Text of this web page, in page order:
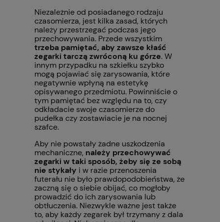
Niezależnie od posiadanego rodzaju
czasomierza, jest kilka zasad, których
należy przestrzegać podczas jego
przechowywania. Przede wszystkim
trzeba pamiętać, aby zawsze kłaść
zegarki tarczą zwróconą ku górze. W
innym przypadku na szkiełku szybko
mogą pojawiać się zarysowania, które
negatywnie wpłyną na estetykę
opisywanego przedmiotu. Powinniście o
tym pamiętać bez względu na to, czy
odkładacie swoje czasomierze do
pudełka czy zostawiacie je na nocnej
szafce.
Aby nie powstały żadne uszkodzenia
mechaniczne, należy przechowywać
zegarki w taki sposób, żeby się ze sobą
nie stykały i w razie przenoszenia
futerału nie było prawdopodobieństwa, że
zaczną się o siebie obijać, co mogłoby
prowadzić do ich zarysowania lub
obtłuczenia. Niezwykle ważne jest także
to, aby każdy zegarek był trzymany z dala